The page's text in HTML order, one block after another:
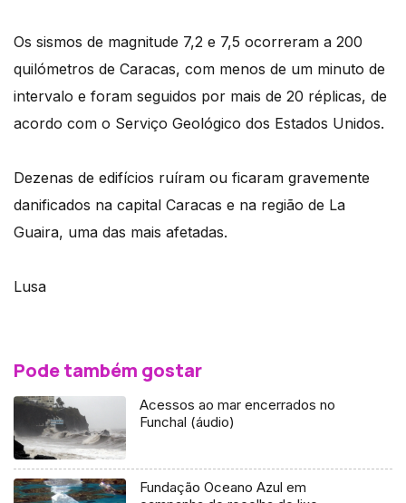
Os sismos de magnitude 7,2 e 7,5 ocorreram a 200
quilómetros de Caracas, com menos de um minuto de
intervalo e foram seguidos por mais de 20 réplicas, de
acordo com o Serviço Geológico dos Estados Unidos.
Dezenas de edifícios ruíram ou ficaram gravemente
danificados na capital Caracas e na região de La
Guaira, uma das mais afetadas.
Lusa
Pode também gostar
Acessos ao mar encerrados no
Funchal (áudio)
Fundação Oceano Azul em